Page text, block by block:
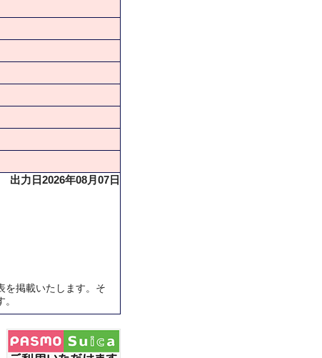
出力日2026年08月07日
を掲載いたします。そ